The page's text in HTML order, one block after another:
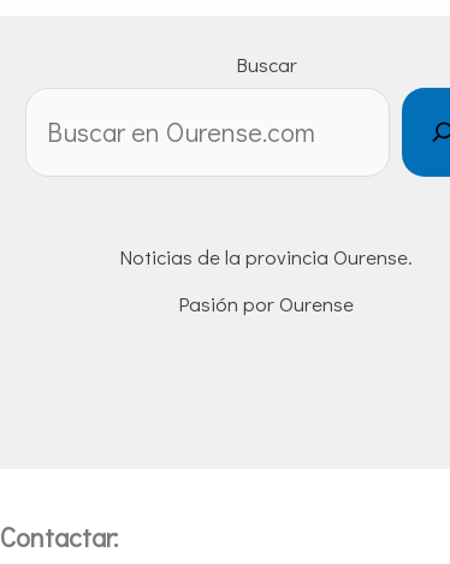
Buscar
Noticias de la provincia Ourense.
Pasión por Ourense
Contactar: